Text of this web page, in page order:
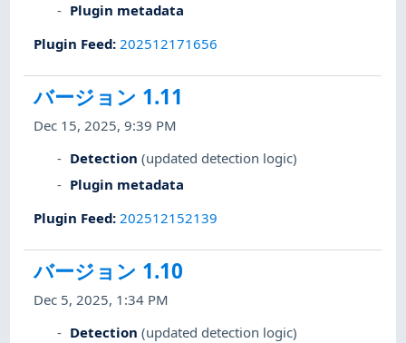
Plugin metadata
Plugin Feed: 202512171656
バージョン 1.11
Dec 15, 2025, 9:39 PM
Detection (updated detection logic)
Plugin metadata
Plugin Feed: 202512152139
バージョン 1.10
Dec 5, 2025, 1:34 PM
Detection (updated detection logic)